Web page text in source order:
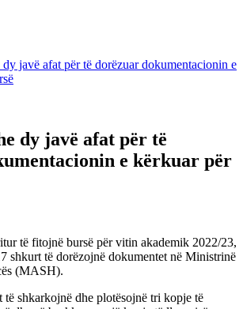
dy javë afat për të dorëzuar dokumentacionin e
dy javë afat për të
e kërkuar për
të fitojnë bursë për vitin akademik 2022/23,
shkurt të dorëzojnë dokumentet në Ministrinë
(MASH).
të shkarkojnë dhe plotësojnë tri kopje të